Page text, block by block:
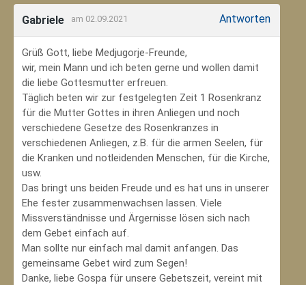
Gabriele am 02.09.2021 Antworten
Grüß Gott, liebe Medjugorje-Freunde,
wir, mein Mann und ich beten gerne und wollen damit
die liebe Gottesmutter erfreuen.
Täglich beten wir zur festgelegten Zeit 1 Rosenkranz
für die Mutter Gottes in ihren Anliegen und noch
verschiedene Gesetze des Rosenkranzes in
verschiedenen Anliegen, z.B. für die armen Seelen, für
die Kranken und notleidenden Menschen, für die Kirche,
usw.
Das bringt uns beiden Freude und es hat uns in unserer
Ehe fester zusammenwachsen lassen. Viele
Missverständnisse und Ärgernisse lösen sich nach
dem Gebet einfach auf.
Man sollte nur einfach mal damit anfangen. Das
gemeinsame Gebet wird zum Segen!
Danke, liebe Gospa für unsere Gebetszeit, vereint mit